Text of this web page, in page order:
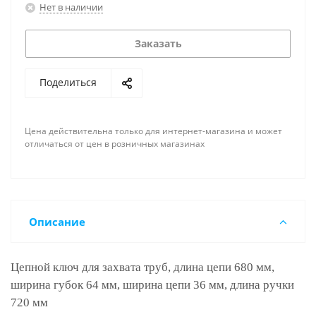
Нет в наличии
Заказать
Поделиться
Цена действительна только для интернет-магазина и может
отличаться от цен в розничных магазинах
Описание
Цепной ключ для захвата труб, длина цепи 680 мм,
ширина губок 64 мм, ширина цепи 36 мм, длина ручки
720 мм